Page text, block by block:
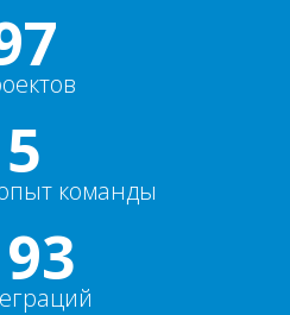
5+
команды